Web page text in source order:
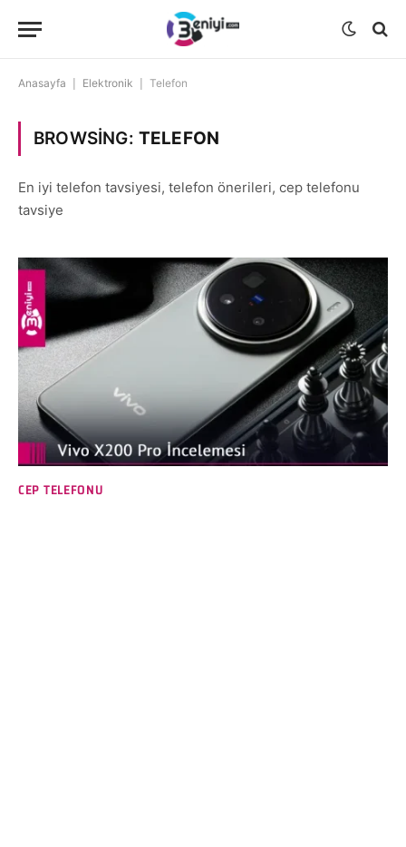
Anasayfa Elektronik Telefon
BROWSING: TELEFON
En iyi telefon tavsiyesi, telefon önerileri, cep telefonu
tavsiye
CEP TELEFONU